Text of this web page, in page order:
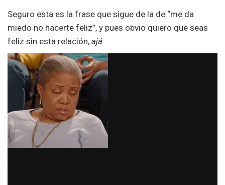
Seguro esta es la frase que sigue de la de “me da
miedo no hacerte feliz”, y pues obvio quiero que seas
feliz sin esta relación, ajá.